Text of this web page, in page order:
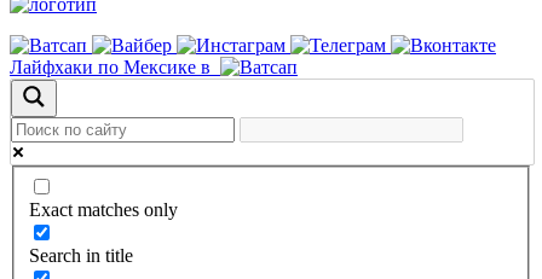
Лайфхаки по Мексике в
Exact matches only
Search in title